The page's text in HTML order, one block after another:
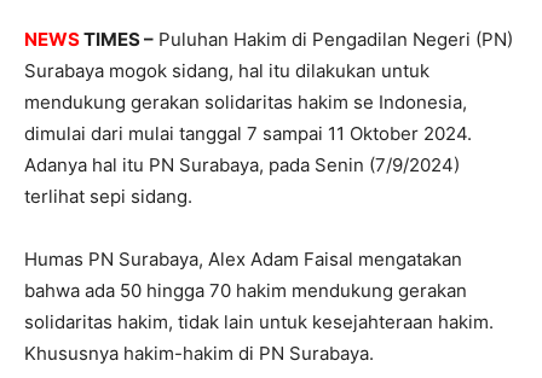
NEWSTIMES – Puluhan Hakim di Pengadilan Negeri (PN)
Surabaya mogok sidang, hal itu dilakukan untuk
mendukung gerakan solidaritas hakim se Indonesia,
dimulai dari mulai tanggal 7 sampai 11 Oktober 2024.
Adanya hal itu PN Surabaya, pada Senin (7/9/2024)
terlihat sepi sidang.
Humas PN Surabaya, Alex Adam Faisal mengatakan
bahwa ada 50 hingga 70 hakim mendukung gerakan
solidaritas hakim, tidak lain untuk kesejahteraan hakim.
Khususnya hakim-hakim di PN Surabaya.